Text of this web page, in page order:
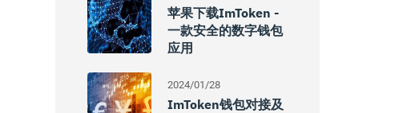
苹果下载imToken -
一款安全的数字钱包
应用
2024/01/28
ImToken钱包对接及